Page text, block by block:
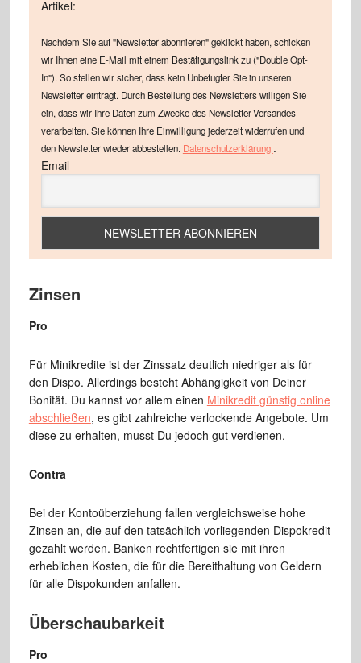
Artikel:
Nachdem Sie auf "Newsletter abonnieren" geklickt haben, schicken
wir Ihnen eine E-Mail mit einem Bestätigungslink zu ("Double Opt-
In"). So stellen wir sicher, dass kein Unbefugter Sie in unseren
Newsletter einträgt. Durch Bestellung des Newsletters willigen Sie
ein, dass wir Ihre Daten zum Zwecke des Newsletter-Versandes
verarbeiten. Sie können Ihre Einwilligung jederzeit widerrufen und
den Newsletter wieder abbestellen. Datenschutzerklärung .
Email
Zinsen
Pro
Für Minikredite ist der Zinssatz deutlich niedriger als für
den Dispo. Allerdings besteht Abhängigkeit von Deiner
Bonität. Du kannst vor allem einen Minikredit günstig online
abschließen, es gibt zahlreiche verlockende Angebote. Um
diese zu erhalten, musst Du jedoch gut verdienen.
Contra
Bei der Kontoüberziehung fallen vergleichsweise hohe
Zinsen an, die auf den tatsächlich vorliegenden Dispokredit
gezahlt werden. Banken rechtfertigen sie mit ihren
erheblichen Kosten, die für die Bereithaltung von Geldern
für alle Dispokunden anfallen.
Überschaubarkeit
Pro